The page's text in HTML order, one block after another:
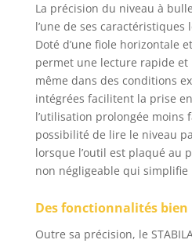
en
°C
La précision du niveau à
l’une de ses caractéristiques
Doté d’une fiole horizontale
permet une lecture rapide et
même dans des conditions
intégrées facilitent la prise
l’utilisation prolongée moins
possibilité de lire le niveau
lorsque l’outil est plaqué au
non négligeable qui
Des fonctionnalités bien
Outre sa précision, le